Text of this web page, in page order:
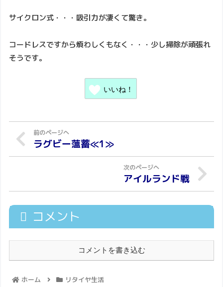
サイクロン式・・・吸引力が凄くて驚き。
コードレスですから煩わしくもなく・・・少し掃除が頑張れ
そうです。
いいね！
ラグビー薀蓄≪1≫
アイルランド戦
コメント
コメントを書き込む
ホーム リタイヤ生活